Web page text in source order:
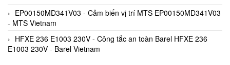
EP00150MD341V03 - Cảm biến vị trí MTS EP00150MD341V03
- MTS Vietnam
HFXE 236 E1003 230V - Công tắc an toàn Barel HFXE 236
E1003 230V - Barel Vietnam